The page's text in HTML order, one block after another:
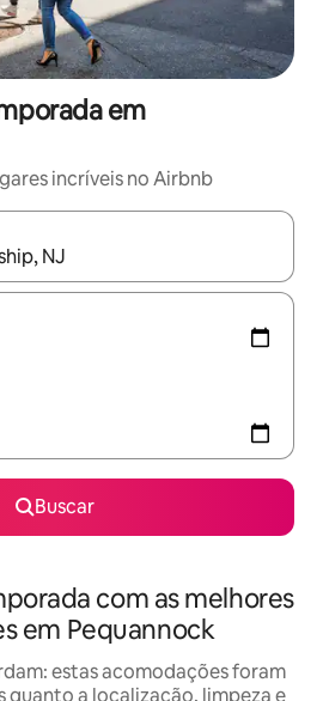
em
incríveis no Airbnb
estiverem disponíveis, explore-os
Buscar
com as melhores
em Pequannock
estas acomodações foram
quanto a localização, limpeza e